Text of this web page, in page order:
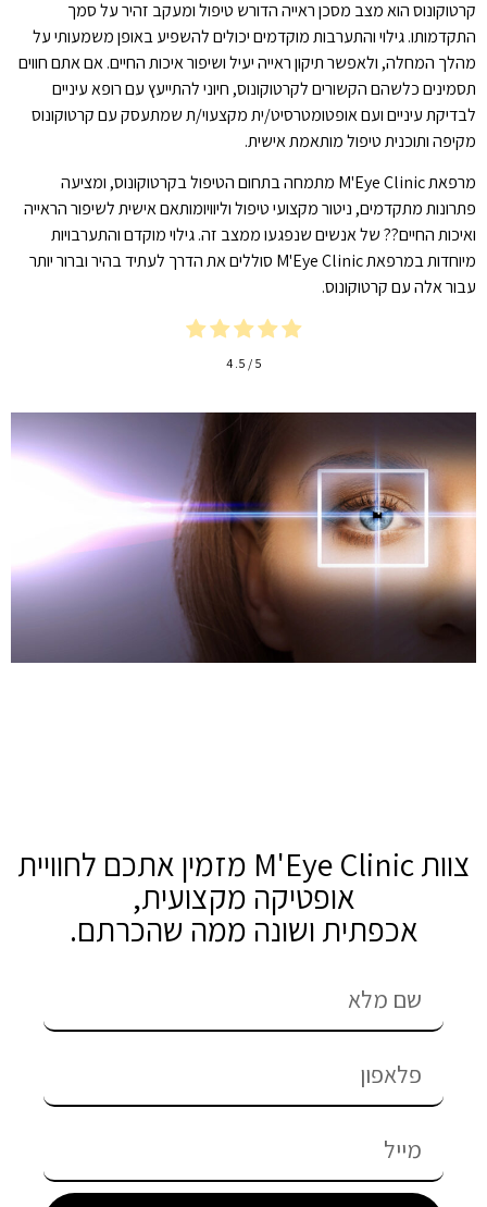
קרטוקונוס הוא מצב מסכן ראייה הדורש טיפול ומעקב זהיר על סמך
התקדמותו. גילוי והתערבות מוקדמים יכולים להשפיע באופן משמעותי על
מהלך המחלה, ולאפשר תיקון ראייה יעיל ושיפור איכות החיים. אם אתם חווים
תסמינים כלשהם הקשורים לקרטוקונוס, חיוני להתייעץ עם רופא עיניים
לבדיקת עיניים ועם אופטומטרסיט/ית מקצעוי/ת שמתעסק עם קרטוקונוס
מקיפה ותוכנית טיפול מותאמת אישית.
מרפאת M'Eye Clinic מתמחה בתחום הטיפול בקרטוקונוס, ומציעה
פתרונות מתקדמים, ניטור מקצועי טיפול וליוויומותאם אישית לשיפור הראייה
ואיכות החיים?? של אנשים שנפגעו ממצב זה. גילוי מוקדם והתערבויות
מיוחדות במרפאת M'Eye Clinic סוללים את הדרך לעתיד בהיר וברור יותר
עבור אלה עם קרטוקונוס.
5
/ 5.
4
צוות M'Eye Clinic מזמין אתכם לחוויית
אופטיקה מקצועית,
אכפתית ושונה ממה שהכרתם.